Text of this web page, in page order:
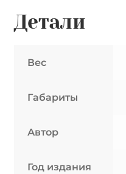
Детали
Вес
Габариты
Автор
Год издания